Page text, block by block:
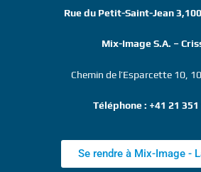
Rue du Petit-Saint-Jean
Mix-Image S.A. –
Chemin de l’Esparcette 10,
Téléphone : +41 21 351
Se rendre à Mix-Image -